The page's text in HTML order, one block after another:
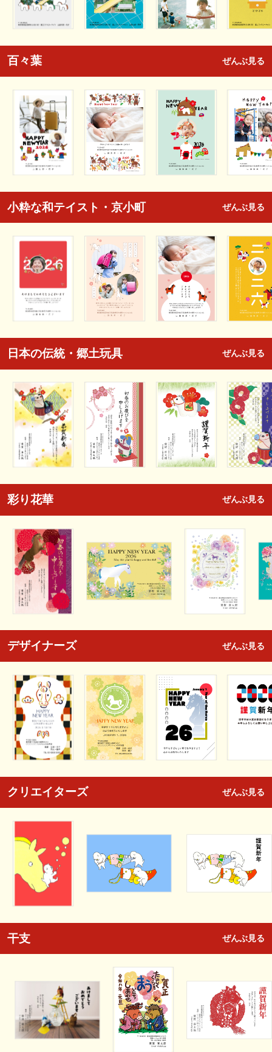
百々葉 ぜんぶ見る
小粋な和テイスト・京小町 ぜんぶ見る
日本の伝統・郷土玩具 ぜんぶ見る
彩り花華 ぜんぶ見る
デザイナーズ ぜんぶ見る
クリエイターズ ぜんぶ見る
干支 ぜんぶ見る